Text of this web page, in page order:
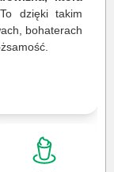
dzięki takim
bohaterach